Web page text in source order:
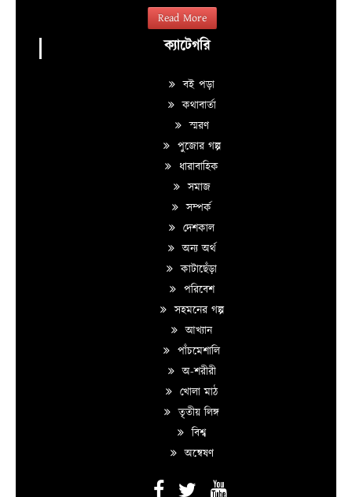
Read More
ক্যাটেগরি
বই পড়া
কথাবার্তা
স্মরণ
পুজোর গল্প
ধারাবাহিক
সমাজ
সম্পর্ক
দেশকাল
অন্য অর্থ
কাটাছেঁড়া
পরিবেশ
সহমনের গল্প
আখ্যান
পাঁচমেশালি
অ-শরীরী
খোলা মাঠ
তৃতীয় লিঙ্গ
বিশ্ব
অন্বেষণ